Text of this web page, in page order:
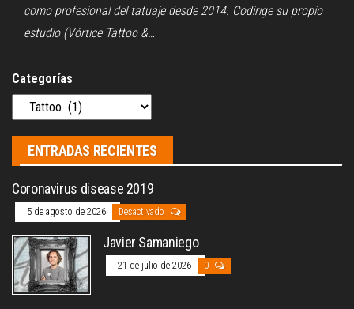
como profesional del tatuaje desde 2014. Codirige su propio
estudio (Vórtice Tattoo &…
Categorías
ENTRADAS RECIENTES
Coronavirus disease 2019
5 de agosto de 2026 Desactivado
Javier Samaniego
21 de julio de 2026 0